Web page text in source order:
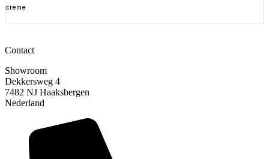
creme
Contact
Showroom
Dekkersweg 4
7482 NJ Haaksbergen
Nederland